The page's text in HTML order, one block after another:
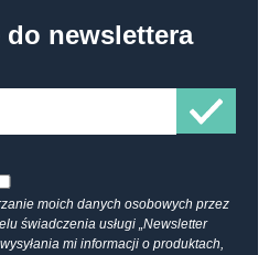
do newslettera
moich danych osobowych przez
świadczenia usługi „Newsletter
mi informacji o produktach,